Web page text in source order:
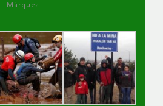
Márquez